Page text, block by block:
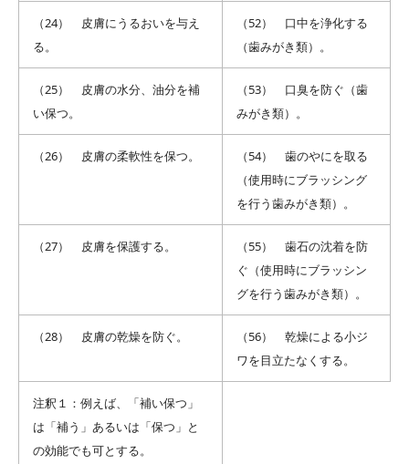
（24） 皮膚にうるおいを与え
る。
（52） 口中を浄化する
（歯みがき類）。
（25） 皮膚の水分、油分を補
い保つ。
（53） 口臭を防ぐ（歯
みがき類）。
（26） 皮膚の柔軟性を保つ。
（54） 歯のやにを取る
（使用時にブラッシング
を行う歯みがき類）。
（27） 皮膚を保護する。
（55） 歯石の沈着を防
ぐ（使用時にブラッシン
グを行う歯みがき類）。
（28） 皮膚の乾燥を防ぐ。
（56） 乾燥による小ジ
ワを目立たなくする。
注釈１：例えば、「補い保つ」
は「補う」あるいは「保つ」と
の効能でも可とする。